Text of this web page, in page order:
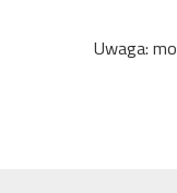
Uwaga: